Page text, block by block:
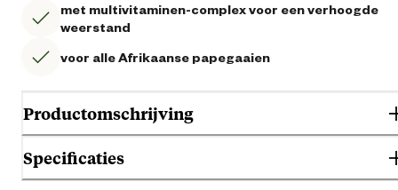
met multivitaminen-complex voor een verhoogde
weerstand
voor alle Afrikaanse papegaaien
Productomschrijving
Vitakraft Notenkracker 2 in 1 speciaal voor papegaaien. Deze
Specificaties